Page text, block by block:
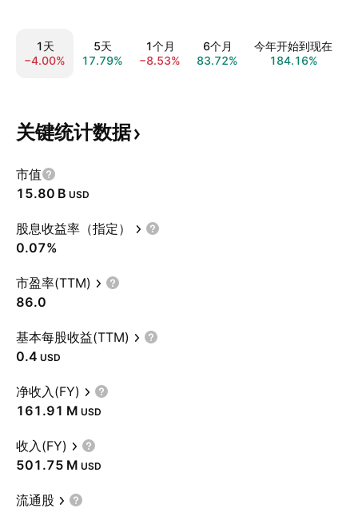
1天
−4.00%
5天
17.79%
1个月
−8.53%
6个月
83.72%
今年开始到现在
184.16%
关键统计数据
市值
‪15.80 B‬ USD
股息收益率（指定）
0.07%
市盈率(TTM)
86.0
基本每股收益(TTM)
0.4 USD
净收入(FY)
‪161.91 M‬ USD
收入(FY)
‪501.75 M‬ USD
流通股